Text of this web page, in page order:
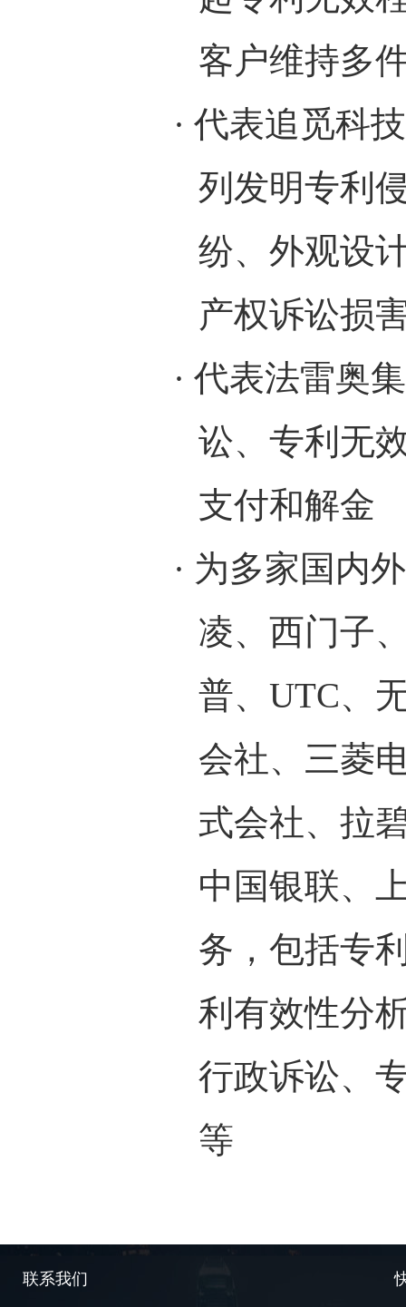
客户维持多
· 代表追觅科
列发明专利
纷、外观设
产权诉讼损
· 代表法雷奥
讼、专利无
支付和解金
· 为多家国内
凌、西门子
普、 UTC、
会社、三菱
式会社、拉
中国银联、
务，包括专
利有效性分
行政诉讼、
等
联系我们